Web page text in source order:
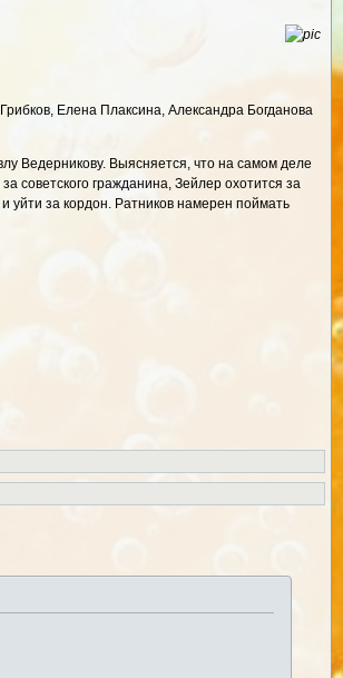
Елена Плаксина, Александра Богданова
Ведерникову. Выясняется, что на самом деле
советского гражданина, Зейлер охотится за
уйти за кордон. Ратников намерен поймать